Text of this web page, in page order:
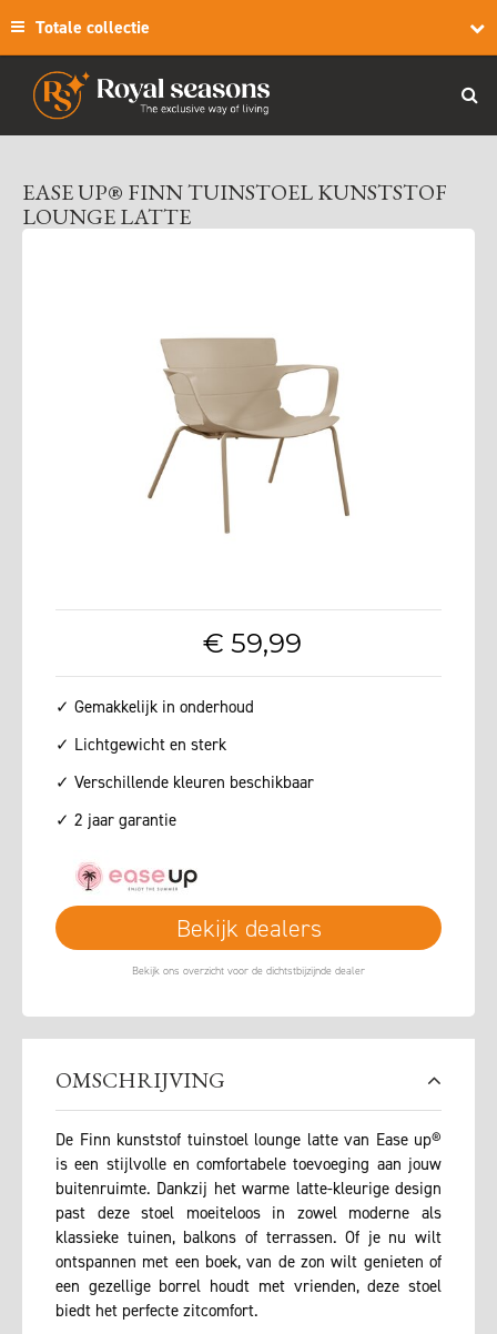
Totale collectie
EASE UP® FINN TUINSTOEL KUNSTSTOF
LOUNGE LATTE
€ 59,99
✓ Gemakkelijk in onderhoud
✓ Lichtgewicht en sterk
✓ Verschillende kleuren beschikbaar
✓ 2 jaar garantie
Bekijk dealers
OMSCHRIJVING
De Finn kunststof tuinstoel lounge latte van Ease up®
is een stijlvolle en comfortabele toevoeging aan jouw
buitenruimte. Dankzij het warme latte-kleurige design
past deze stoel moeiteloos in zowel moderne als
klassieke tuinen, balkons of terrassen. Of je nu wilt
ontspannen met een boek, van de zon wilt genieten of
een gezellige borrel houdt met vrienden, deze stoel
biedt het perfecte zitcomfort.